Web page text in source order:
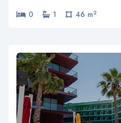
0 1 46 m2